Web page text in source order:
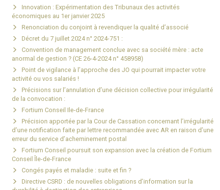
Innovation : Expérimentation des Tribunaux des activités
économiques au 1er janvier 2025
Renonciation du conjoint à revendiquer la qualité d’associé
Décret du 7 juillet 2024 n° 2024-751 :
Convention de management conclue avec sa société mère : acte
anormal de gestion ? (CE 26-4-2024 n° 458958)
Point de vigilance à l’approche des JO qui pourrait impacter votre
activité ou vos salariés !
Précisions sur l’annulation d’une décision collective pour irrégularité
de la convocation :
Fortium Conseil Ile-de-France
Précision apportée par la Cour de Cassation concernant l’irrégularité
d’une notification faite par lettre recommandée avec AR en raison d’une
erreur du service d’acheminement postal
Fortium Conseil poursuit son expansion avec la création de Fortium
Conseil Île-de-France
Congés payés et maladie : suite et fin ?
Directive CSRD : de nouvelles obligations d’information sur la